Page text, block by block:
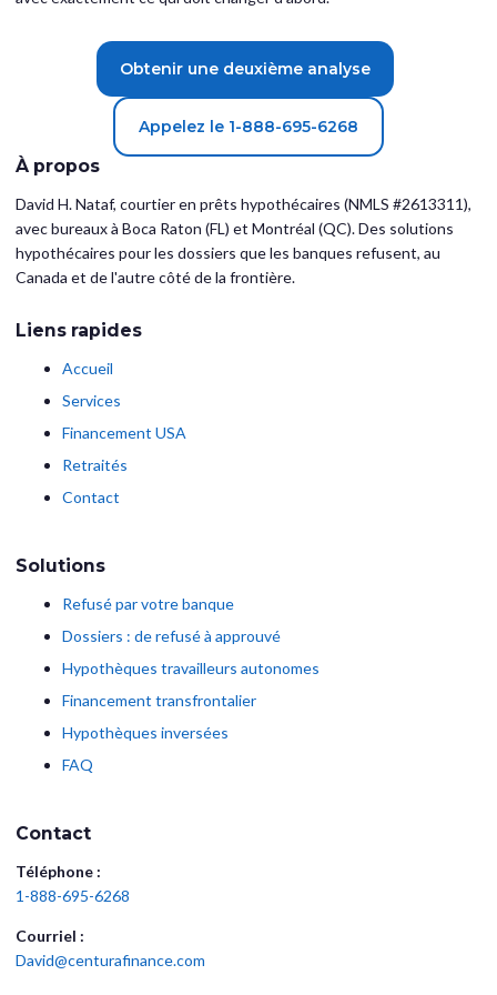
Obtenir une deuxième analyse
Appelez le 1-888-695-6268
À propos
David H. Nataf, courtier en prêts hypothécaires (NMLS #2613311),
avec bureaux à Boca Raton (FL) et Montréal (QC). Des solutions
hypothécaires pour les dossiers que les banques refusent, au
Canada et de l'autre côté de la frontière.
Liens rapides
Accueil
Services
Financement USA
Retraités
Contact
Solutions
Refusé par votre banque
Dossiers : de refusé à approuvé
Hypothèques travailleurs autonomes
Financement transfrontalier
Hypothèques inversées
FAQ
Contact
Téléphone :
1-888-695-6268
Courriel :
David@centurafinance.com